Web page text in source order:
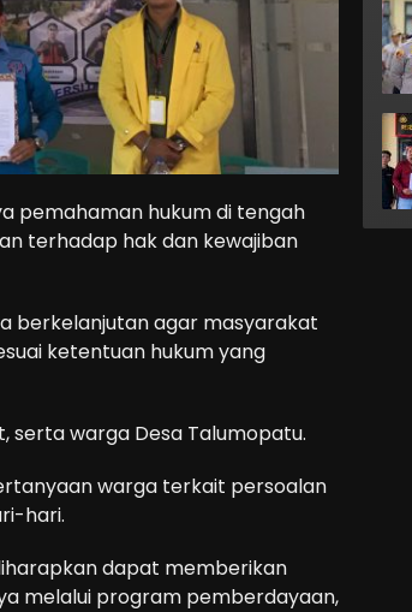
pemahaman hukum di tengah
terhadap hak dan kewajiban
berkelanjutan agar masyarakat
ketentuan hukum yang
serta warga Desa Talumopatu.
warga terkait persoalan
hari.
dapat memberikan
melalui program pemberdayaan,